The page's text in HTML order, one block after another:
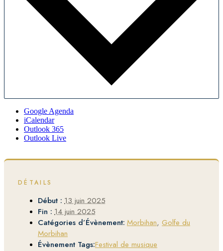
Google Agenda
iCalendar
Outlook 365
Outlook Live
DÉTAILS
Début : 13 juin 2025
Fin : 14 juin 2025
Catégories d’Évènement: Morbihan, Golfe du
Morbihan
Évènement Tags:Festival de musique